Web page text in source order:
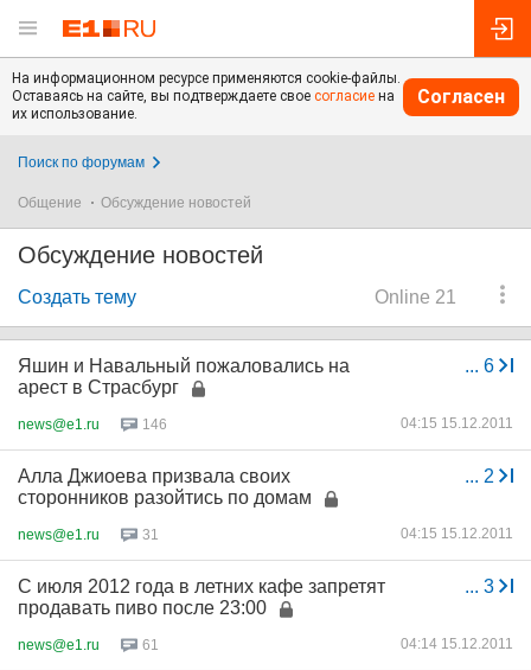
На информационном ресурсе применяются cookie-файлы.
Оставаясь на сайте, вы подтверждаете свое согласие на
их использование.
Согласен
Поиск по форумам
Общение Обсуждение новостей
Обсуждение новостей
Online 21
Создать тему
... 6
Яшин и Навальный пожаловались на
арест в Страсбург
news@e1.ru 146 04:15 15.12.2011
... 2
Алла Джиоева призвала своих
сторонников разойтись по домам
news@e1.ru 31 04:15 15.12.2011
... 3
С июля 2012 года в летних кафе запретят
продавать пиво после 23:00
news@e1.ru 61 04:14 15.12.2011